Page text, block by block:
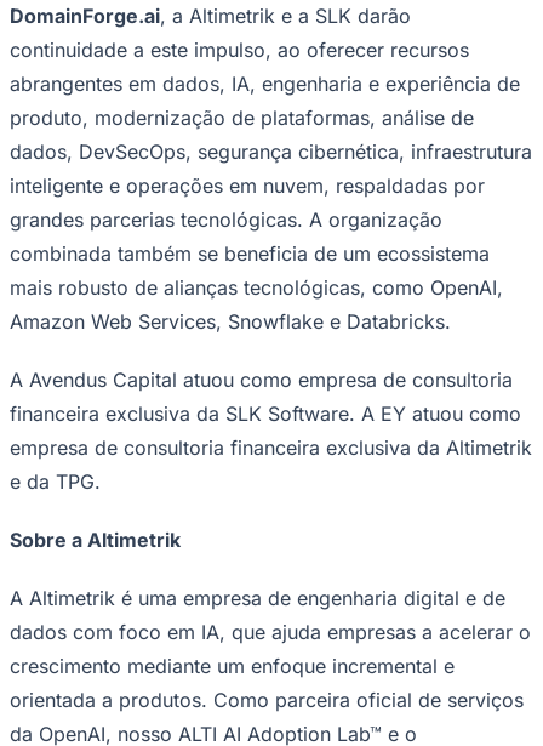
Sport
n"Este é um marco significativo em nossa jornada de
investimentos, em um momento em que a IA continua
atuando como uma força transformadora no panorama
empresarial em constante evolução, ao remodelar o
modo como as empresas operam, competem e
crescem", disseVivek Mohan, Sócio da Unidade de
Negócios da TPG Capital Asia e Membro do Conselho
Administrativo da Altimetrik. "Com a escala
combinada, a experiência em IA e a excelência na
mais rápida, gerar maior impacto aos clientes e
possibilitar uma criação de valor significativa."nn
Com base no enfoque de
DomainForge.ai, a Altimetrik e a SLK darão
abrangentes em dados, IA, engenharia e experiência de
produto, modernização de plataformas, análise de
dados, DevSecOps, segurança cibernética, infraestrutura
inteligente e operações em nuvem, respaldadas por